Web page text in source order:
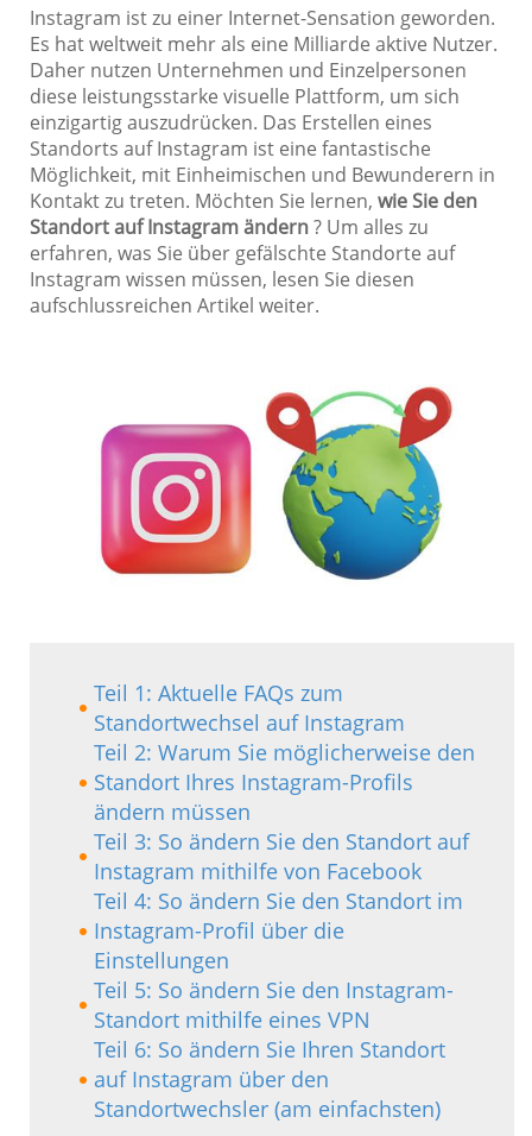
Instagram ist zu einer Internet-Sensation geworden.
Es hat weltweit mehr als eine Milliarde aktive Nutzer.
Daher nutzen Unternehmen und Einzelpersonen
diese leistungsstarke visuelle Plattform, um sich
einzigartig auszudrücken. Das Erstellen eines
Standorts auf Instagram ist eine fantastische
Möglichkeit, mit Einheimischen und Bewunderern in
Kontakt zu treten. Möchten Sie lernen, wie Sie den
Standort auf Instagram ändern? Um alles zu
erfahren, was Sie über gefälschte Standorte auf
Instagram wissen müssen, lesen Sie diesen
aufschlussreichen Artikel weiter.
Teil 1: Aktuelle FAQs zum
Standortwechsel auf Instagram
Teil 2: Warum Sie möglicherweise den
Standort Ihres Instagram-Profils
ändern müssen
Teil 3: So ändern Sie den Standort auf
Instagram mithilfe von Facebook
Teil 4: So ändern Sie den Standort im
Instagram-Profil über die
Einstellungen
Teil 5: So ändern Sie den Instagram-
Standort mithilfe eines VPN
Teil 6: So ändern Sie Ihren Standort
auf Instagram über den
Standortwechsler (am einfachsten)